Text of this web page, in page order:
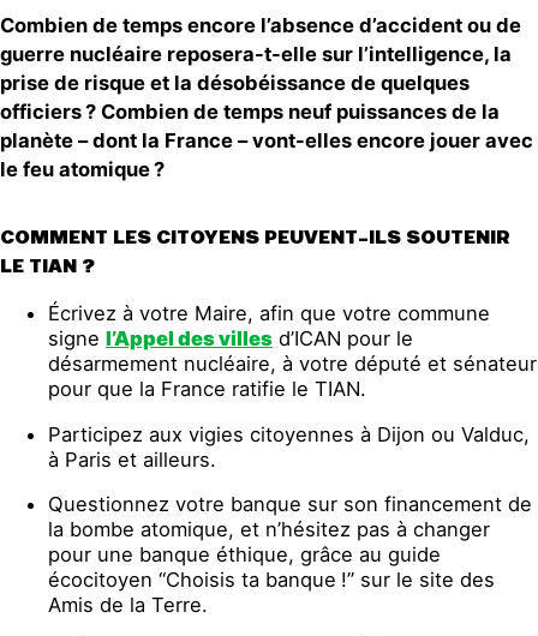
Combien de temps encore l’absence d’accident ou de
guerre nucléaire reposera-t-elle sur l’intelligence, la
prise de risque et la désobéissance de quelques
officiers? Combien de temps neuf puissances de la
planète – dont la France – vont-elles encore jouer avec
le feu atomique?
COMMENT LES CITOYENS PEUVENT-ILS SOUTENIR
LE TIAN ?
Écrivez à votre Maire, afin que votre commune
signe l’Appel des villes d’ICAN pour le
désarmement nucléaire, à votre député et sénateur
pour que la France ratifie le TIAN.
Participez aux vigies citoyennes à Dijon ou Valduc,
à Paris et ailleurs.
Questionnez votre banque sur son financement de
la bombe atomique, et n’hésitez pas à changer
pour une banque éthique, grâce au guide
écocitoyen “Choisis ta banque !” sur le site des
Amis de la Terre.